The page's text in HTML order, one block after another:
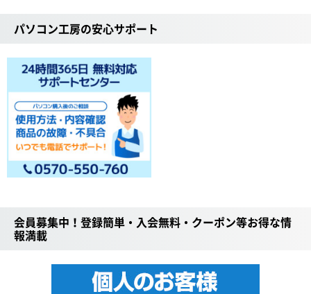
パソコン工房の安心サポート
会員募集中！登録簡単・入会無料・クーポン等お得な情
報満載